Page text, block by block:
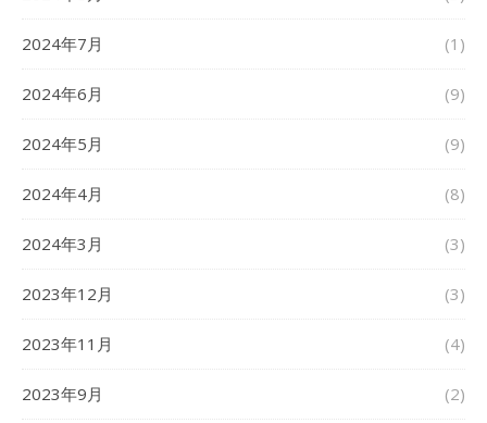
2024年7月 (1)
2024年6月 (9)
2024年5月 (9)
2024年4月 (8)
2024年3月 (3)
2023年12月 (3)
2023年11月 (4)
2023年9月 (2)